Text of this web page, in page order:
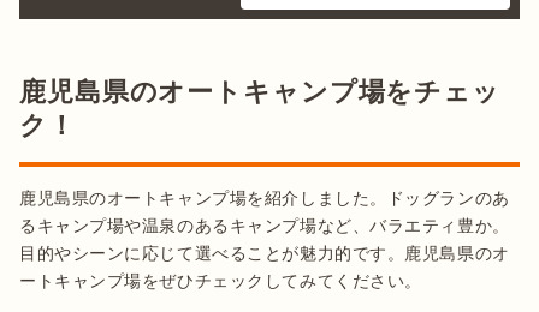
鹿児島県のオートキャンプ場をチェッ
ク！
鹿児島県のオートキャンプ場を紹介しました。ドッグランのあ
るキャンプ場や温泉のあるキャンプ場など、バラエティ豊か。
目的やシーンに応じて選べることが魅力的です。鹿児島県のオ
ートキャンプ場をぜひチェックしてみてください。